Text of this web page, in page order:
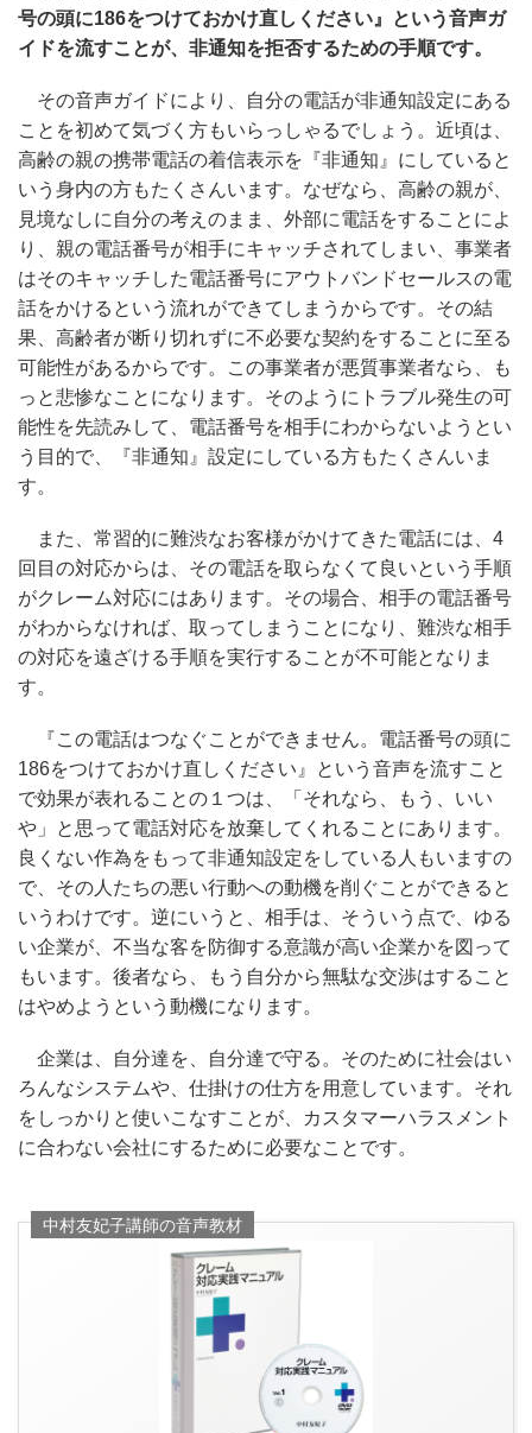
号の頭に186をつけておかけ直しください』という音声ガ
イドを流すことが、非通知を拒否するための手順です。
その音声ガイドにより、自分の電話が非通知設定にある
ことを初めて気づく方もいらっしゃるでしょう。近頃は、
高齢の親の携帯電話の着信表示を『非通知』にしていると
いう身内の方もたくさんいます。なぜなら、高齢の親が、
見境なしに自分の考えのまま、外部に電話をすることによ
り、親の電話番号が相手にキャッチされてしまい、事業者
はそのキャッチした電話番号にアウトバンドセールスの電
話をかけるという流れができてしまうからです。その結
果、高齢者が断り切れずに不必要な契約をすることに至る
可能性があるからです。この事業者が悪質事業者なら、も
っと悲惨なことになります。そのようにトラブル発生の可
能性を先読みして、電話番号を相手にわからないようとい
う目的で、『非通知』設定にしている方もたくさんいま
す。
また、常習的に難渋なお客様がかけてきた電話には、4
回目の対応からは、その電話を取らなくて良いという手順
がクレーム対応にはあります。その場合、相手の電話番号
がわからなければ、取ってしまうことになり、難渋な相手
の対応を遠ざける手順を実行することが不可能となりま
す。
『この電話はつなぐことができません。電話番号の頭に
186をつけておかけ直しください』という音声を流すこと
で効果が表れることの１つは、「それなら、もう、いい
や」と思って電話対応を放棄してくれることにあります。
良くない作為をもって非通知設定をしている人もいますの
で、その人たちの悪い行動への動機を削ぐことができると
いうわけです。逆にいうと、相手は、そういう点で、ゆる
い企業が、不当な客を防御する意識が高い企業かを図って
もいます。後者なら、もう自分から無駄な交渉はすること
はやめようという動機になります。
企業は、自分達を、自分達で守る。そのために社会はい
ろんなシステムや、仕掛けの仕方を用意しています。それ
をしっかりと使いこなすことが、カスタマーハラスメント
に合わない会社にするために必要なことです。
中村友妃子講師の音声教材